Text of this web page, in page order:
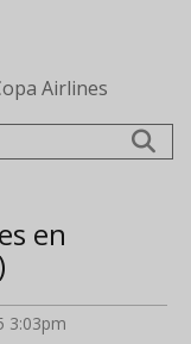
Airlines
en
3:03pm